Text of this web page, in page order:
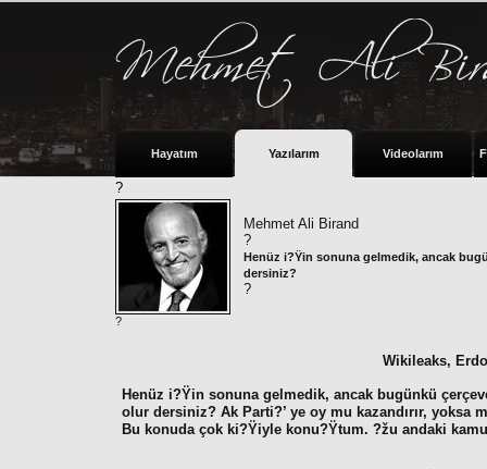
Hayatım Yazılarım Videolarım
?
Mehmet Ali Birand
?
Henüz i?Ÿin sonuna gelmedik, ancak
dersiniz?
?
?
Wikileaks,
Henüz i?Ÿin sonuna gelmedik, ancak bugünkü
olur dersiniz? Ak Parti?’ ye oy mu kazandırır,
Bu konuda çok ki?Ÿiyle konu?Ÿtum. ?žu andaki